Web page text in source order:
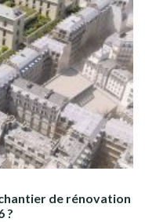
de rénovation
?